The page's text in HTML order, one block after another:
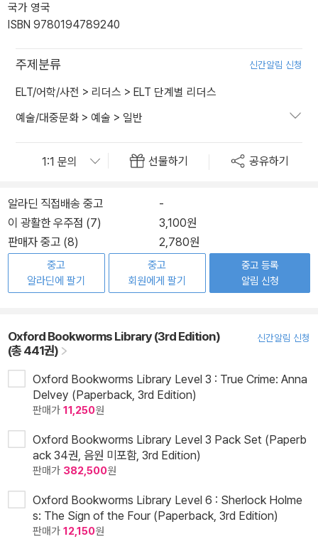
국가 영국
ISBN 9780194789240
주제분류 신간알림 신청
ELT/어학/사전 > 리더스 > ELT 단계별 리더스
예술/대중문화 > 예술 > 일반
선물하기 공유하기
알라딘 직접배송 중고
-
이 광활한 우주점 (7)
3,100원
판매자 중고 (8)
2,780원
중고
알라딘에 팔기
중고
회원에게 팔기
중고 등록
알림 신청
Oxford Bookworms Library (3rd Edition)
(총 441권)
신간알림 신청
Oxford Bookworms Library Level 3 : True Crime: Anna
Delvey (Paperback, 3rd Edition)
판매가 11,250원
Oxford Bookworms Library Level 3 Pack Set (Paperb
ack 34권, 음원 미포함, 3rd Edition)
판매가 382,500원
Oxford Bookworms Library Level 6 : Sherlock Holme
s: The Sign of the Four (Paperback, 3rd Edition)
판매가 12,150원